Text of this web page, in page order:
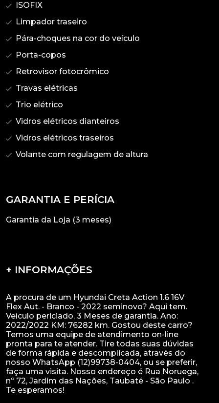
ISOFIX
Limpador traseiro
Pára-choques na cor do veículo
Porta-copos
Retrovisor fotocrômico
Travas elétricas
Trio elétrico
Vidros elétricos dianteiros
Vidros elétricos traseiros
Volante com regulagem de altura
GARANTIA E PERÍCIA
Garantia da Loja (3 meses)
+ INFORMAÇÕES
A procura de um Hyundai Creta Action 1.6 16V
Flex Aut. - Branco - 2022 seminovo? Aqui tem.
Veículo periciado. 3 Meses de garantia. Ano:
2022/2022 KM: 76282 km. Gostou deste carro?
Temos uma equipe de atendimento on-line
pronta para te atender. Tire todas suas dúvidas
de forma rápida e descomplicada, através do
nosso WhatsApp (12)99738-0404, ou se preferir,
faça uma visita. Nosso endereço é Rua Noruega,
nº 72, Jardim das Nações, Taubaté - São Paulo .